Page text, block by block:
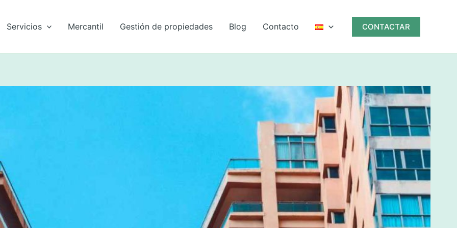
Servicios Mercantil Gestión de propiedades Blog Contacto CONTACTAR